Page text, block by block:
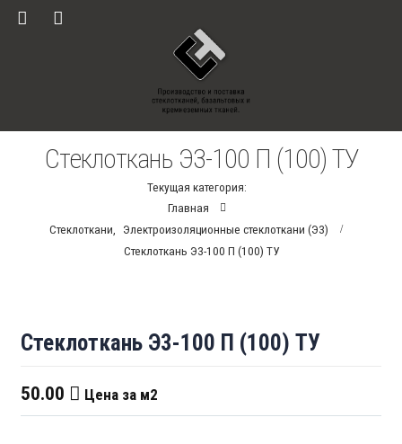
Стеклоткань Э3-100 П (100) ТУ
Текущая категория:
Главная
Стеклоткани
Электроизоляционные стеклоткани (Э3)
Стеклоткань Э3-100 П (100) ТУ
Стеклоткань Э3-100 П (100) ТУ
50.00 Цена за м2